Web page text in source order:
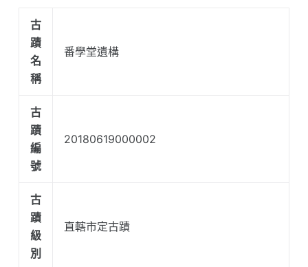
古
蹟
名
稱
番學堂遺構
古
蹟
編
號
20180619000002
古
蹟
級
別
直轄市定古蹟